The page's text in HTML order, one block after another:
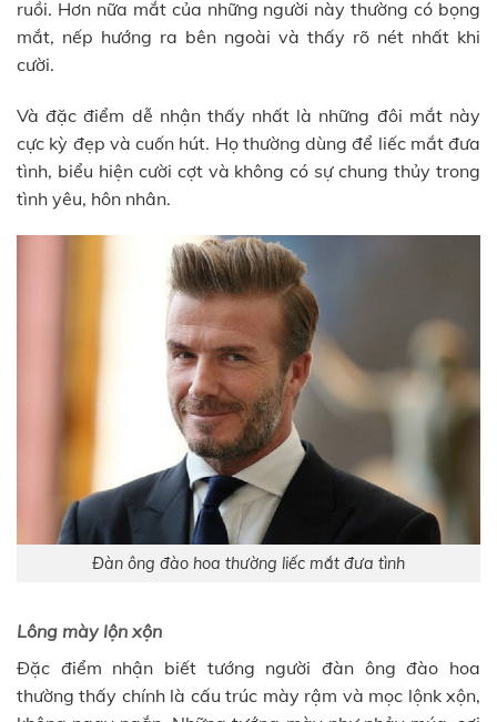
ruồi. Hơn nữa mắt của những người này thường có bọng
mắt, nếp hướng ra bên ngoài và thấy rõ nét nhất khi
cười.
Và đặc điểm dễ nhận thấy nhất là những đôi mắt này
cực kỳ đẹp và cuốn hút. Họ thường dùng để liếc mắt đưa
tình, biểu hiện cười cợt và không có sự chung thủy trong
tình yêu, hôn nhân.
Đàn ông đào hoa thường liếc mắt đưa tình
Lông mày lộn xộn
Đặc điểm nhận biết tướng người đàn ông đào hoa
thường thấy chính là cấu trúc mày rậm và mọc lộnk xộn,